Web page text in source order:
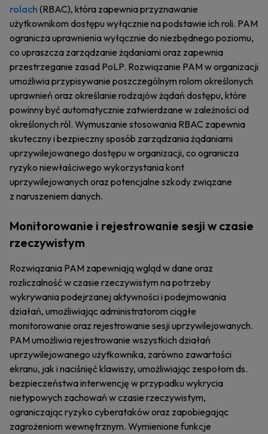
rolach (RBAC), która zapewnia przyznawanie
użytkownikom dostępu wyłącznie na podstawie ich roli. PAM
ogranicza uprawnienia wyłącznie do niezbędnego poziomu,
co upraszcza zarządzanie żądaniami oraz zapewnia
przestrzeganie zasad PoLP. Rozwiązanie PAM w organizacji
umożliwia przypisywanie poszczególnym rolom określonych
uprawnień oraz określanie rodzajów żądań dostępu, które
powinny być automatycznie zatwierdzane w zależności od
określonych ról. Wymuszanie stosowania RBAC zapewnia
skuteczny i bezpieczny sposób zarządzania żądaniami
uprzywilejowanego dostępu w organizacji, co ogranicza
ryzyko niewłaściwego wykorzystania kont
uprzywilejowanych oraz potencjalne szkody związane
z naruszeniem danych.
Monitorowanie i rejestrowanie sesji w czasie
rzeczywistym
Rozwiązania PAM zapewniają wgląd w dane oraz
rozliczalność w czasie rzeczywistym na potrzeby
wykrywania podejrzanej aktywności i podejmowania
działań, umożliwiając administratorom ciągłe
monitorowanie oraz rejestrowanie sesji uprzywilejowanych.
PAM umożliwia rejestrowanie wszystkich działań
uprzywilejowanego użytkownika, zarówno zawartości
ekranu, jak i naciśnięć klawiszy, umożliwiając zespołom ds.
bezpieczeństwa interwencję w przypadku wykrycia
nietypowych zachowań w czasie rzeczywistym,
ograniczając ryzyko cyberataków oraz zapobiegając
zagrożeniom wewnętrznym. Wymienione funkcje